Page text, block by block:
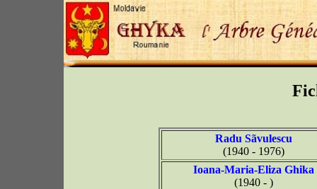
Radu Sãvulescu
(1940 - 1976)
Ioana-Maria-Eliza Ghika
(1940 - )